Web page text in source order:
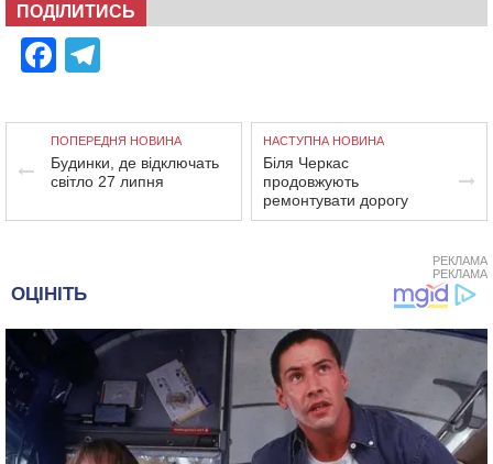
ПОДІЛИТИСЬ
Facebook
ПОПЕРЕДНЯ НОВИНА
Будинки, де відключать
світло 27 липня
НАСТУПНА НОВИНА
Біля Черкас
продовжують
ремонтувати дорогу
РЕКЛАМА
РЕКЛАМА